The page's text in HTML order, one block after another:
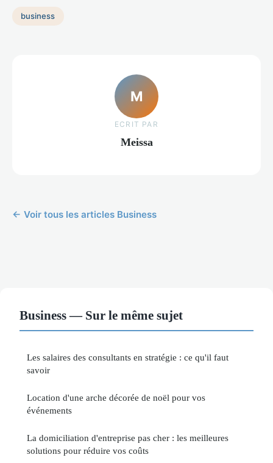
business
M
ECRIT PAR
Meissa
← Voir tous les articles Business
Business — Sur le même sujet
Les salaires des consultants en stratégie : ce qu'il faut
savoir
Location d'une arche décorée de noël pour vos
événements
La domiciliation d'entreprise pas cher : les meilleures
solutions pour réduire vos coûts